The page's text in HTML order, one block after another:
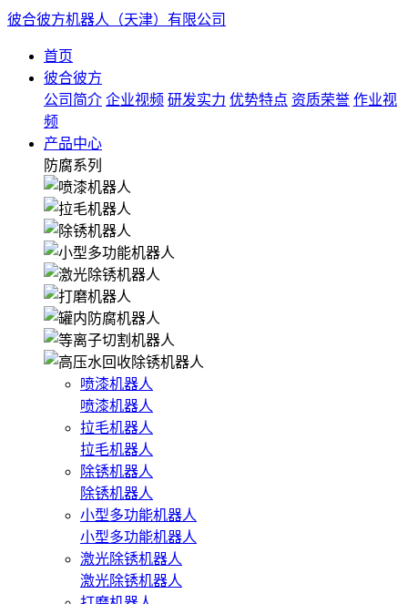
彼合彼方机器人（天津）有限公司
首页
彼合彼方
公司简介 企业视频 研发实力 优势特点 资质荣誉 作业视
频
产品中心
防腐系列
喷漆机器人
喷漆机器人
拉毛机器人
拉毛机器人
除锈机器人
除锈机器人
小型多功能机器人
小型多功能机器人
激光除锈机器人
激光除锈机器人